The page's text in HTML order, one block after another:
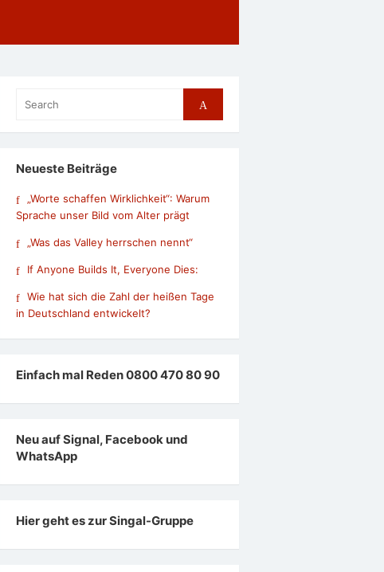
for:
Search
Neueste Beiträge
„Worte schaffen Wirklichkeit“: Warum
Sprache unser Bild vom Alter prägt
„Was das Valley herrschen nennt“
If Anyone Builds It, Everyone Dies:
Wie hat sich die Zahl der heißen Tage
in Deutschland entwickelt?
Einfach mal Reden 0800 470 80 90
Neu auf Signal, Facebook und
WhatsApp
Hier geht es zur Singal-Gruppe